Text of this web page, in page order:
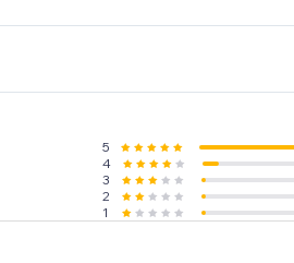
New Year, St. Patrick's Day and
shop
5
4
3
2
1